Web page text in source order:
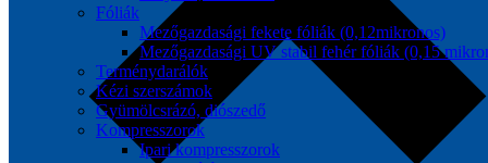
Fóliák
Mezőgazdasági fekete fóliák (0,12mikronos)
Mezőgazdasági UV stabil fehér fóliák (0,15
Terménydarálók
Kézi szerszámok
Gyümölcsrázó, diószedő
Kompresszorok
Ipari kompresszorok